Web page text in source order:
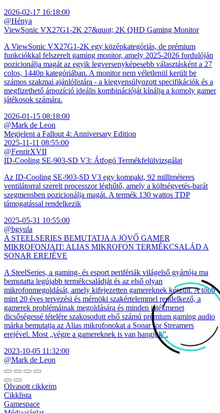
2026-02-17 16:18:00
@Hénya
ViewSonic VX27G1-2K 27&quot; 2K QHD Gaming Monitor
A ViewSonic VX27G1-2K egy középkategóriás, de prémium
funkciókkal felszerelt gaming monitor, amely 2025-2026 fordulóján
pozicionálja magát az egyik legversenyképesebb választásként a 27
colos, 1440p kategóriában. A monitor nem véletlenül került be
számos szakmai ajánlólistára - a kiegyensúlyozott specifikációk és a
megfizethető árpozíció ideális kombinációját kínálja a komoly gamer
játékosok számára.
2026-01-15 08:18:00
@Mark de Leon
Megjelent a Fallout 4: Anniversary Edition
2025-11-11 08:55:00
@FenrirXVII
ID-Cooling SE-903-SD V3: Átfogó Termékfelülvizsgálat
Az ID-Cooling SE-903-SD V3 egy kompakt, 92 milliméteres
ventilátorral szerelt processzor léghűtő, amely a költségvetés-barát
szegmensben pozicionálja magát. A termék 130 wattos TDP
támogatással rendelkezik
2025-05-31 10:55:00
@bgyula
A STEELSERIES BEMUTATJA A JÖVŐ GAMER
MIKROFONJAIT: ALIAS MIKROFON TERMÉKCSALÁD A
SONAR EREJÉVE
A SteelSeries, a gaming- és esport perifériák világelső gyártója ma
bemutatta legújabb termékcsaládját és az első olyan
mikrofonmegoldását, amely kifejezetten gamereknek készült. A több
mint 20 éves tervezési és mérnöki szakértelemmel rendelkező, a
gamerek problémáinak megoldására és minden játékmenet
dicsőségessé tételére szakosodott első számú prémium gaming audio
márka bemutatja az Alias mikrofonokat a Sonar for Streamers
erejével. Most „végre a gamereknek is van hangjuk”.
2023-10-05 11:32:00
@Mark de Leon
Olvasott cikkeim
Cikklista
Gamespace